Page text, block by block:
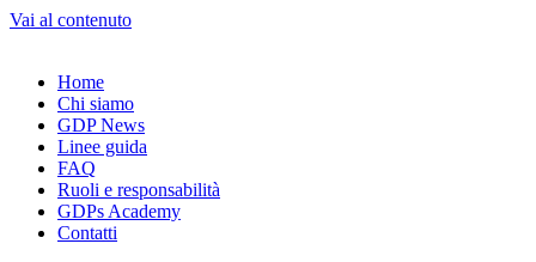
Vai al contenuto
Home
Chi siamo
GDP News
Linee guida
FAQ
Ruoli e responsabilità
GDPs Academy
Contatti